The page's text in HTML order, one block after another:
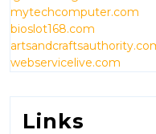
mytechcomputer.com
bioslot168.com
webservicelive.com
Links